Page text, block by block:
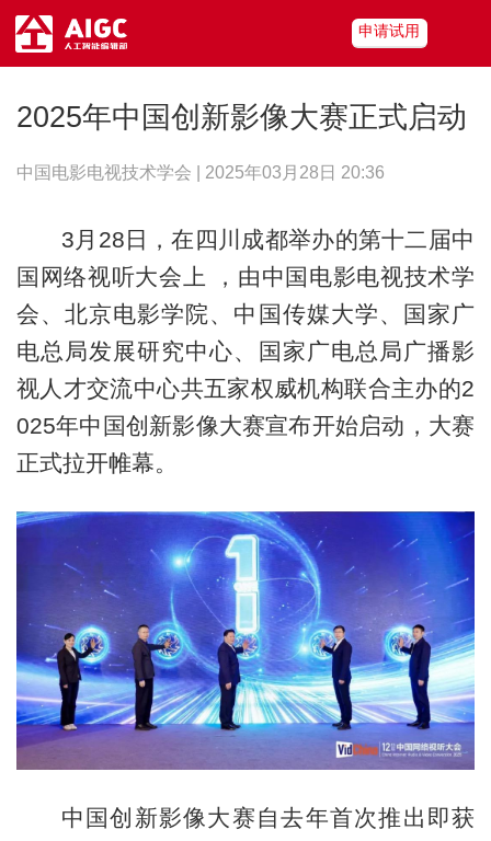
申请试用
2025年中国创新影像大赛正式启动
中国电影电视技术学会 | 2025年03月28日 20:36
3月28日，在四川成都举办的第十二届中
国网络视听大会上 ，由中国电影电视技术学
会、北京电影学院、中国传媒大学、国家广
电总局发展研究中心、国家广电总局广播影
视人才交流中心共五家权威机构联合主办的2
025年中国创新影像大赛宣布开始启动，大赛
正式拉开帷幕。
中国创新影像大赛自去年首次推出即获